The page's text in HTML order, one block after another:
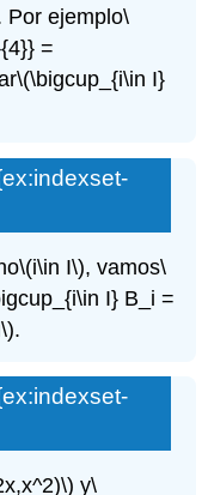
Por ejemplo\
=
\(\bigcup_{i\in I}
\(i\in I\), vamos\
I} B_i =
.
y\